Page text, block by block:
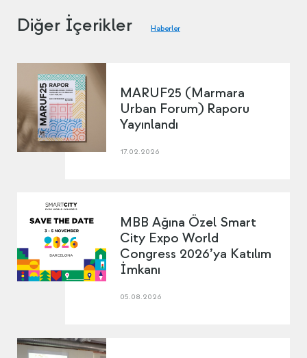
Diğer İçerikler Haberler
MARUF25 (Marmara
Urban Forum) Raporu
Yayınlandı
17.02.2026
MBB Ağına Özel Smart
City Expo World
Congress 2026’ya Katılım
İmkanı
05.08.2026